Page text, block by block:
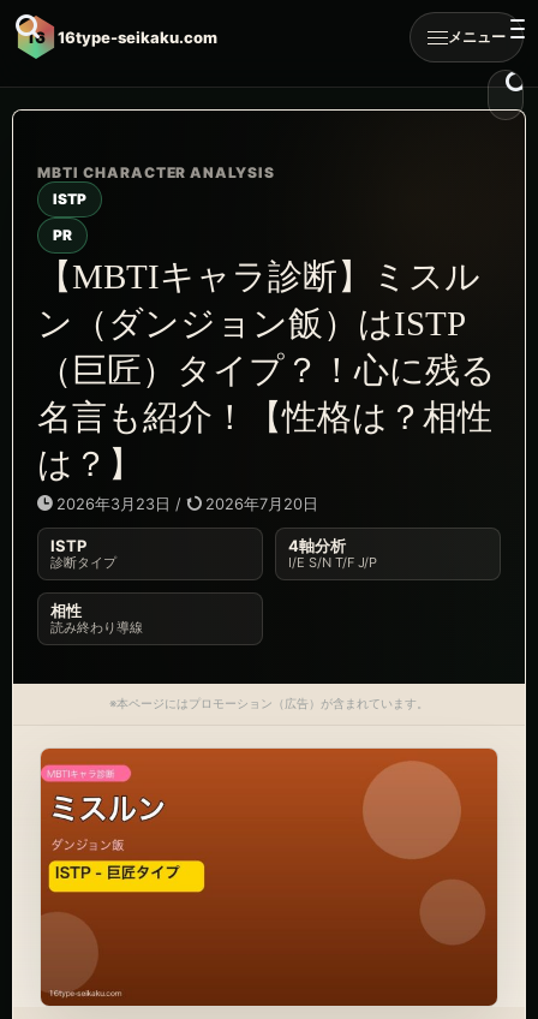
16 16type-seikaku.com メニュー
ISTP
PR
【MBTIキャラ診断】ミスル
ン（ダンジョン飯）はISTP
（巨匠）タイプ？！心に残る
名言も紹介！【性格は？相性
は？】
2026年3月23日 / 2026年7月20日
ISTP
診断タイプ
4軸分析
I/E S/N T/F J/P
相性
読み終わり導線
※本ページにはプロモーション（広告）が含まれています。